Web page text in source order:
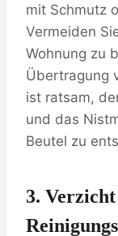
mit Schmutz
Vermeiden
Wohnung zu
Übertragung
ist ratsam,
und das
Beutel zu
3.